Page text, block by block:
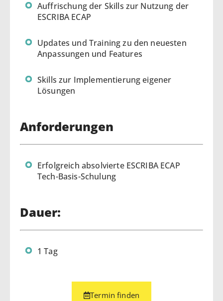
Auffrischung der Skills zur Nutzung der
ESCRIBA ECAP
Updates und Training zu den neuesten
Anpassungen und Features
Skills zur Implementierung eigener
Lösungen
Anforderungen
Erfolgreich absolvierte ESCRIBA ECAP
Tech-Basis-Schulung
Dauer:
1 Tag
Termin finden